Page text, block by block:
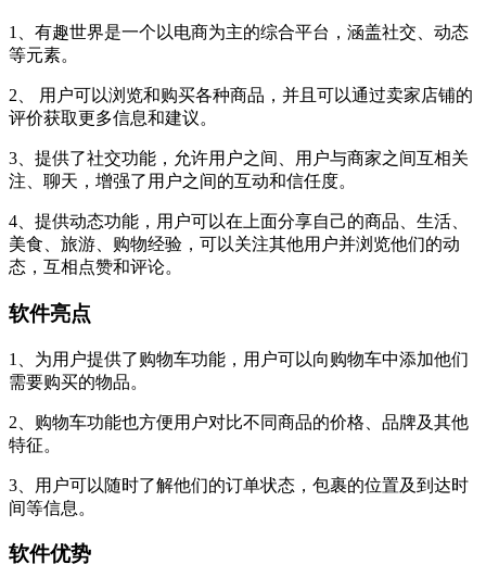
1、有趣世界是一个以电商为主的综合平台，涵盖社交、动态
等元素。
2、 用户可以浏览和购买各种商品，并且可以通过卖家店铺的
评价获取更多信息和建议。
3、提供了社交功能，允许用户之间、用户与商家之间互相关
注、聊天，增强了用户之间的互动和信任度。
4、提供动态功能，用户可以在上面分享自己的商品、生活、
美食、旅游、购物经验，可以关注其他用户并浏览他们的动
态，互相点赞和评论。
软件亮点
1、为用户提供了购物车功能，用户可以向购物车中添加他们
需要购买的物品。
2、购物车功能也方便用户对比不同商品的价格、品牌及其他
特征。
3、用户可以随时了解他们的订单状态，包裹的位置及到达时
间等信息。
软件优势